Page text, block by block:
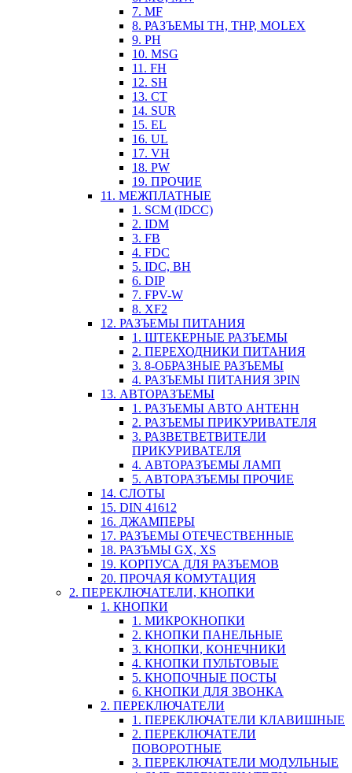
7. MF
8. РАЗЪЕМЫ TH, THP, MOLEX
9. PH
10. MSG
11. FH
12. SH
13. CT
14. SUR
15. EL
16. UL
17. VH
18. PW
19. ПРОЧИЕ
11. МЕЖПЛАТНЫЕ
1. SCM (IDCC)
2. IDM
3. FB
4. FDC
5. IDC, BH
6. DIP
7. FPV-W
8. XF2
12. РАЗЪЕМЫ ПИТАНИЯ
1. ШТЕКЕРНЫЕ РАЗЪЕМЫ
2. ПЕРЕХОДНИКИ ПИТАНИЯ
3. 8-ОБРАЗНЫЕ РАЗЪЕМЫ
4. РАЗЪЕМЫ ПИТАНИЯ 3PIN
13. АВТОРАЗЪЕМЫ
1. РАЗЪЕМЫ АВТО АНТЕНН
2. РАЗЪЕМЫ ПРИКУРИВАТЕЛЯ
3. РАЗВЕТВЕТВИТЕЛИ
ПРИКУРИВАТЕЛЯ
4. АВТОРАЗЪЕМЫ ЛАМП
5. АВТОРАЗЪЕМЫ ПРОЧИЕ
14. СЛОТЫ
15. DIN 41612
16. ДЖАМПЕРЫ
17. РАЗЪЕМЫ ОТЕЧЕСТВЕННЫЕ
18. РАЗЪМЫ GX, XS
19. КОРПУСА ДЛЯ РАЗЪЕМОВ
20. ПРОЧАЯ КОМУТАЦИЯ
2. ПЕРЕКЛЮЧАТЕЛИ, КНОПКИ
1. КНОПКИ
1. МИКРОКНОПКИ
2. КНОПКИ ПАНЕЛЬНЫЕ
3. КНОПКИ, КОНЕЧНИКИ
4. КНОПКИ ПУЛЬТОВЫЕ
5. КНОПОЧНЫЕ ПОСТЫ
6. КНОПКИ ДЛЯ ЗВОНКА
2. ПЕРЕКЛЮЧАТЕЛИ
1. ПЕРЕКЛЮЧАТЕЛИ КЛАВИШНЫЕ
2. ПЕРЕКЛЮЧАТЕЛИ
ПОВОРОТНЫЕ
3. ПЕРЕКЛЮЧАТЕЛИ МОДУЛЬНЫЕ